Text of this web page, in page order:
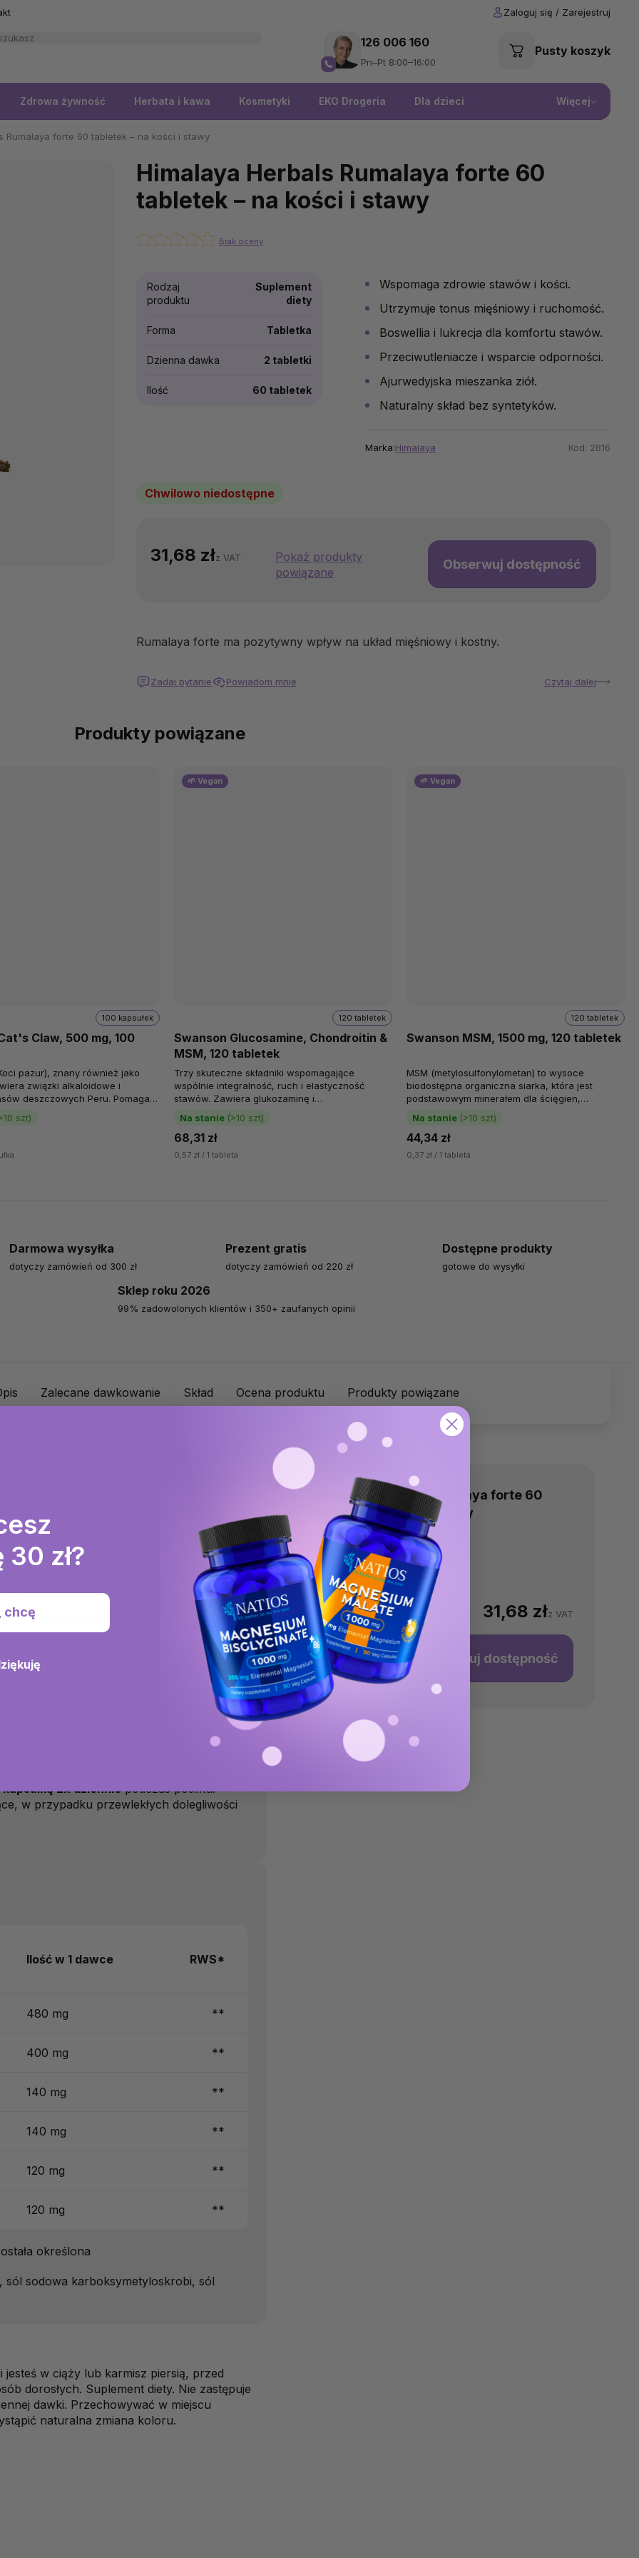
Pusty koszyk
126 006 160
Pn–Pt 8:00–16:00
Zdrowa żywność Herbata i kawa Kosmetyki EKO Drogeria Dla dzieci Więcej
Rumalaya forte 60 tabletek – na kości i stawy
Himalaya Herbals Rumalaya forte 60
tabletek – na kości i stawy
31,68 złz VAT
Pokaż produkty
powiązane
Obserwuj dostępność
Rumalaya forte ma pozytywny wpływ na układ mięśniowy i kostny.
Czytaj dalej
Zadaj pytanie Powiadom mnie
Wspomaga zdrowie stawów i kości.
Utrzymuje tonus mięśniowy i ruchomość.
Boswellia i lukrecja dla komfortu stawów.
Przeciwutleniacze i wsparcie odporności.
Ajurwedyjska mieszanka ziół.
Naturalny skład bez syntetyków.
Marka:Himalaya Kod: 2816
Brak oceny
Rodzaj
produktu
Suplement
diety
Forma Tabletka
Dzienna dawka 2 tabletki
Ilość 60 tabletek
Chwilowo niedostępne
Produkty powiązane
Claw, 500 mg, 100
szt)
100 kapsułek
pazur), znany również jako
związki alkaloidowe i
deszczowych Peru. Pomaga
oraz zdrowie stawów,...
🌱 Vegan
Swanson Glucosamine, Chondroitin &
MSM, 120 tabletek
Na stanie (>10 szt)
120 tabletek
68,31 zł
0,57 zł / 1 tableta
Trzy skuteczne składniki wspomagające
wspólnie integralność, ruch i elastyczność
stawów. Zawiera glukozaminę i
chondroitynę, podstawowe elementy
budulcowe...
🌱 Vegan
Swanson MSM, 1500 mg, 120 tabletek
Na stanie (>10 szt)
120 tabletek
44,34 zł
0,37 zł / 1 tableta
MSM (metylosulfonylometan) to wysoce
biodostępna organiczna siarka, która jest
podstawowym minerałem dla ścięgien,
więzadeł, chrząstek i skóry.
Najpopularniejszym...
Darmowa wysyłka
dotyczy zamówień od 300 zł
Prezent gratis
dotyczy zamówień od 220 zł
Dostępne produkty
gotowe do wysyłki
Sklep roku 2026
99% zadowolonych klientów i 350+ zaufanych opinii
Zalecane dawkowanie Skład Ocena produktu Produkty powiązane
tabletek – na kości i stawy
i kostny.
prawidłowy stan stawów. Dodatkowo wspiera
serca i układu rozrodczego.
stan stawów, układ nerwowy i
stan stawów i działa jako przeciwutleniacz.
wpływa na napięcie ciała i mięśni.
kapsułkę 2x dzienniepodczas posiłku.
w przypadku przewlekłych dolegliwości
Ilość w 1 dawce RWS*
480 mg **
400 mg **
140 mg **
140 mg **
120 mg **
120 mg **
określona
sól sodowa karboksymetyloskrobi, sól
w ciąży lub karmisz piersią, przed
dorosłych. Suplement diety. Nie zastępuje
dawki. Przechowywać w miejscu
naturalna zmiana koloru.
Himalaya Herbals Rumalaya forte 60
tabletek – na kości i stawy
Brak oceny
Chwilowo niedostępne
31,68 złz VAT
Pokaż
produkty
powiązane
Obserwuj dostępność
zł?
chcę